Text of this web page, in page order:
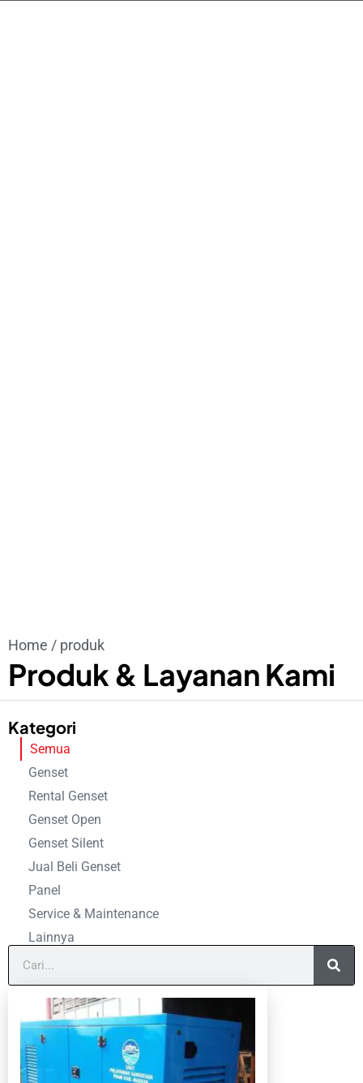
Home / produk
Produk & Layanan Kami
Kategori
Genset
Rental Genset
Genset Open
Genset Silent
Jual Beli Genset
Panel
Service & Maintenance
Lainnya
Semua